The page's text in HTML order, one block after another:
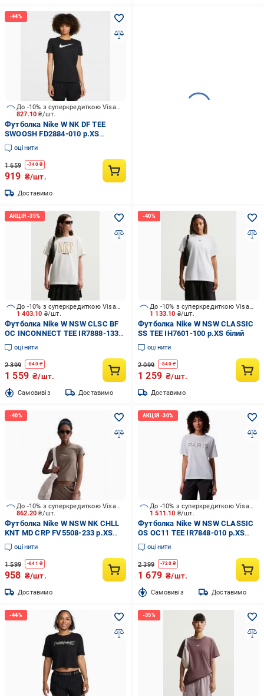
827.10₴/шт.
До -10% з суперкредиткою Visa Вигода
Футболка Nike W NK DF TEE
SWOOSH FD2884-010 р.XS
чорний
оцінити
1 659 -740₴
919 ₴/шт.
Доставимо
1 403.10 ₴/шт.
До -10% з суперкредиткою Visa Вигода
Футболка Nike W NSW CLSC BF
OC INCONNECT TEE IR7888-133
р.XS бежевий
оцінити
2 399 -840₴
1 559 ₴/шт.
Cамовивіз Доставимо
1 133.10 ₴/шт.
До -10% з суперкредиткою Visa Вигода
Футболка Nike W NSW CLASSIC
SS TEE IH7601-100 р.XS білий
оцінити
2 099 -840₴
1 259 ₴/шт.
Доставимо
862.20₴/шт.
До -10% з суперкредиткою Visa Вигода
Футболка Nike W NSW NK CHLL
KNT MD CRP FV5508-233 р.XS
коричневий
оцінити
1 599 -641 ₴
958 ₴/шт.
Доставимо
1 511.10 ₴/шт.
До -10% з суперкредиткою Visa Вигода
Футболка Nike W NSW CLASSIC
OS OC11 TEE IR7848-010 р.XS
чорний
оцінити
2 399 -720₴
1 679 ₴/шт.
Cамовивіз Доставимо